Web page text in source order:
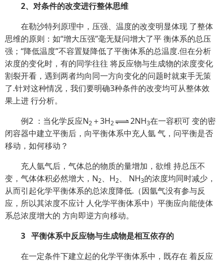
2、对条件的改变进行整体思维
在勒沙特列原理中，压强、温度的改变明显体现 了整体
思维的原则：如“增大压强”毫无疑问增大了平 衡体系的总压
强；“降低温度”不容置疑降低了平衡体系的总温度.但在分析
浓度的变化时，有的同学往往 将反应物与生成物的浓度变化
割裂开看，遇到两者均向同一方向变化的问题时就束手无策
了.针对这种情况，我们要明确3种条件的改变均可从整体效
果上进 行分析。
例2 ：当化学反应N2 ＋3H2 2NH3在一容积可 变的密
闭容器中建立平衡后，向平衡体系中充人氩 气，问平衡是否
移动，如何移动？
充人氩气后，气体总的物质的量增加，欲维 持总压不
变，气体体积必然增大，N2、H2、 NH3的浓度均同时减少，
从而引起化学平衡体系的总浓度降低.（因氩气没有参与反
应，所以其浓度不应计 人化学平衡体系中）平衡应向能使体
系总浓度增大的 方向即逆方向移动。
3 平衡体系中反应物与生成物是相互依存的
在一定条件下建立起的化学平衡体系中，既存在 着反应